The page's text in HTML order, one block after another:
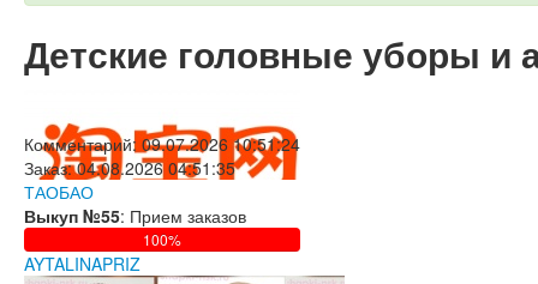
Детские головные уборы и
Комментарий: 09.07.2026 10:51:24
Заказ:04.08.2026 04:51:35
ТАОБАО
Выкуп №55: Прием заказов
100%
AYTALINAPRIZ